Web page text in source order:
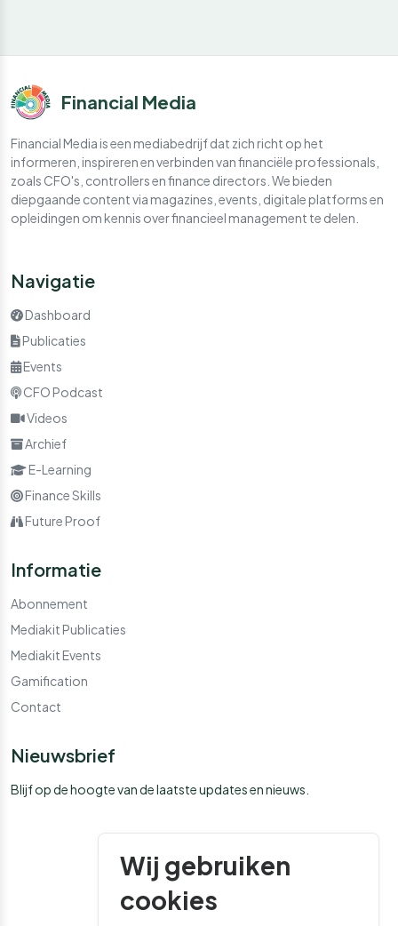
Wij gebruiken
cookies
Financial Media
Financial Media is een mediabedrijf dat zich richt op het
informeren, inspireren en verbinden van financiële professionals,
zoals CFO's, controllers en finance directors. We bieden
diepgaande content via magazines, events, digitale platforms en
opleidingen om kennis over financieel management te delen.
Navigatie
Dashboard
Publicaties
Events
CFO Podcast
Videos
Archief
E-Learning
Finance Skills
Future Proof
Informatie
Abonnement
Mediakit Publicaties
Mediakit Events
Gamification
Contact
Nieuwsbrief
Blijf op de hoogte van de laatste updates en nieuws.